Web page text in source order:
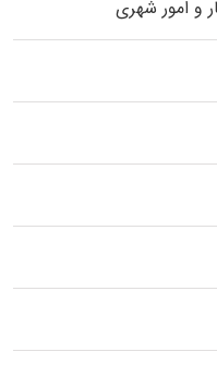
و امور شهری